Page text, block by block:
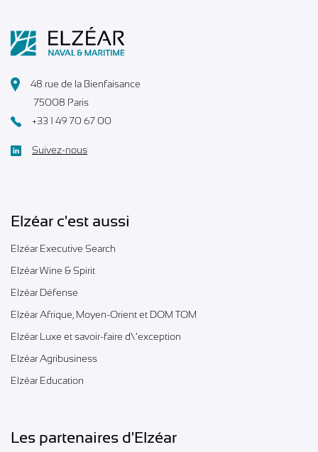
48 rue de la Bienfaisance
75008 Paris
+33 1 49 70 67 00
Suivez-nous
Elzéar c'est aussi
Elzéar Executive Search
Elzéar Wine & Spirit
Elzéar Défense
Elzéar Afrique, Moyen-Orient et DOM TOM
Elzéar Luxe et savoir-faire d\’exception
Elzéar Agribusiness
Elzéar Education
Les partenaires d'Elzéar